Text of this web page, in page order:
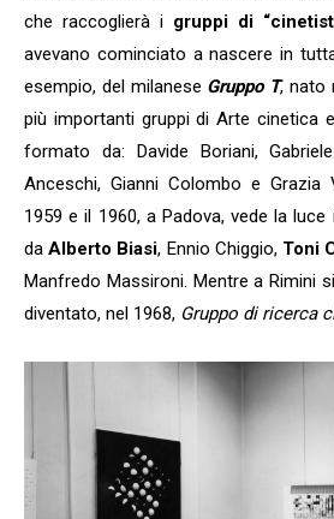
che raccoglierà i gruppi di
avevano cominciato a nascere in
esempio, del milanese Gruppo T, nato
più importanti gruppi di Arte cinetica
formato da: Davide Boriani,
Anceschi, Gianni Colombo e
1959 e il 1960, a Padova, vede la luce
daAlberto Biasi, Ennio Chiggio, Toni
Manfredo Massironi. Mentre a Rimini
diventato, nel 1968, Gruppo di ricerca